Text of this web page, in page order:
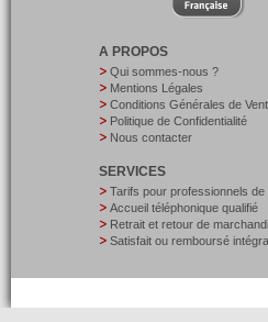
A PROPOS
Qui sommes-nous ?
Mentions Légales
Conditions Générales de
Politique de Confidentialité
Nous contacter
SERVICES
Tarifs pour professionnels de
Accueil téléphonique qualifié
Retrait et retour de
Satisfait ou remboursé